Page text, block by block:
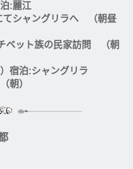
:麗江
てシャングリラへ （朝昼
ベット族の民家訪問 （朝
宿泊:シャングリラ
朝）